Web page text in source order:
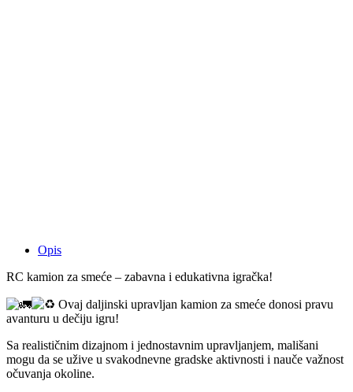
Opis
RC kamion za smeće – zabavna i edukativna igračka!
Ovaj daljinski upravljan kamion za smeće donosi pravu
avanturu u dečiju igru!
Sa realističnim dizajnom i jednostavnim upravljanjem, mališani
mogu da se užive u svakodnevne gradske aktivnosti i nauče važnost
očuvanja okoline.